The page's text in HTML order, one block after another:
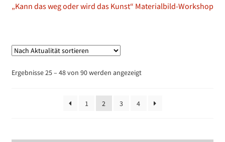
„Kann das weg oder wird das Kunst“ Materialbild-Workshop
Ergebnisse 25 – 48 von 90 werden angezeigtNach
1
2 3 4